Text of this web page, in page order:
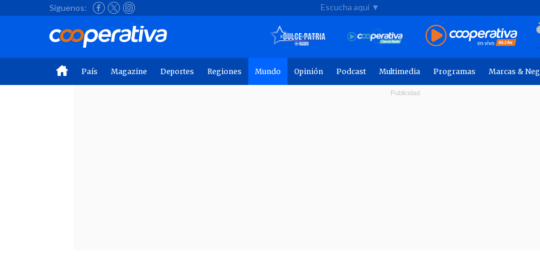
Síguenos: Escucha aquí ▼
País Magazine Deportes Regiones Mundo Opinión Podcast Multimedia Programas Marcas &